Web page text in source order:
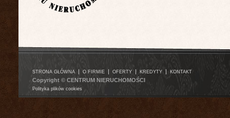
STRONA GŁÓWNA | O FIRMIE | OFERTY | KREDYTY | KONTAKT
Copyright © CENTRUM NIERUCHOMOŚCI
Polityka plików cookies